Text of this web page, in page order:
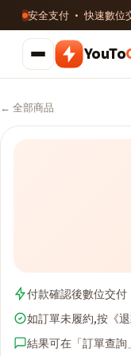
安全支付 · 快速數位
YouTo
← 全部商品
付款確認後數位交付
如訂單未履約,按《
結果可在「訂單查詢